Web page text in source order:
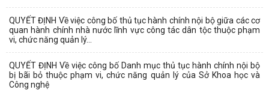
QUYẾT ĐỊNH Về việc công bố thủ tục hành chính nội bộ giữa các cơ
quan hành chính nhà nước lĩnh vực công tác dân tộc thuộc phạm
vi, chức năng quản lý...
QUYẾT ĐỊNH Về việc công bố Danh mục thủ tục hành chính nội bộ
bị bãi bỏ thuộc phạm vi, chức năng quản lý của Sở Khoa học và
Công nghệ